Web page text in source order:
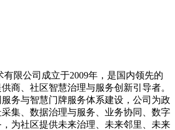
有限公司成立于2009年，是国内领先的
商、社区智慧治理与服务创新引导者。
务与智慧门牌服务体系建设，公司为政
集、数据治理与服务、业务协同、数字
为社区提供未来治理、未来邻里、未来